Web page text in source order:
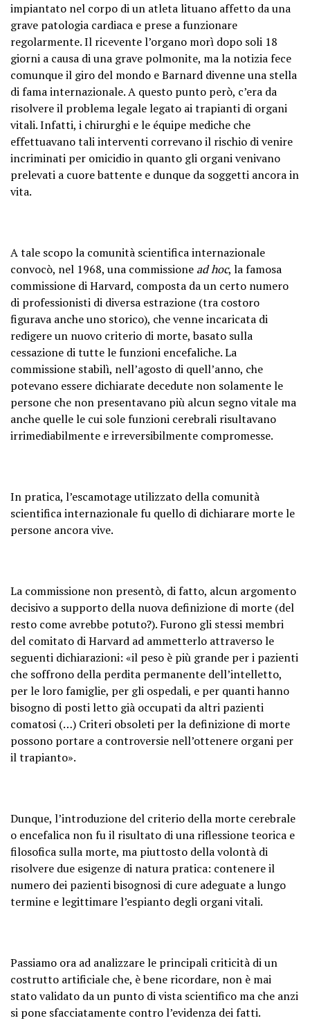
impiantato nel corpo di un atleta lituano affetto da una
grave patologia cardiaca e prese a funzionare
regolarmente.Il ricevente l’organo morì dopo soli 18
giorni a causa di una grave polmonite, ma la notizia fece
comunque il giro del mondo e Barnard divenne una stella
di fama internazionale. A questo punto però, c’era da
risolvere il problema legale legato ai trapianti di organi
vitali. Infatti, i chirurghi e le équipe mediche che
effettuavano tali interventi correvano il rischio di venire
incriminati per omicidio in quanto gli organi venivano
prelevati a cuore battente e dunque da soggetti ancora in
vita.
A tale scopo la comunità scientifica internazionale
convocò, nel 1968, una commissione ad hoc, la famosa
commissione di Harvard, composta da un certo numero
di professionisti di diversa estrazione (tra costoro
figurava anche uno storico), che venne incaricata di
redigere un nuovo criterio di morte, basato sulla
cessazione di tutte le funzioni encefaliche. La
commissione stabilì, nell’agosto di quell’anno, che
potevano essere dichiarate decedute non solamente le
persone che non presentavano più alcun segno vitale ma
anche quelle le cui sole funzioni cerebrali risultavano
irrimediabilmente e irreversibilmente compromesse.
In pratica, l’escamotage utilizzato della comunità
scientifica internazionale fu quello di dichiarare morte le
persone ancora vive.
La commissione non presentò, di fatto, alcun argomento
decisivo a supporto della nuova definizione di morte (del
resto come avrebbe potuto?). Furono gli stessi membri
del comitato di Harvard ad ammetterlo attraverso le
seguenti dichiarazioni: «il peso è più grande per i pazienti
che soffrono della perdita permanente dell’intelletto,
per le loro famiglie, per gli ospedali, e per quanti hanno
bisogno di posti letto già occupati da altri pazienti
comatosi (…) Criteri obsoleti per la definizione di morte
possono portare a controversie nell’ottenere organi per
il trapianto».
Dunque, l’introduzione del criterio della morte cerebrale
o encefalica non fu il risultato di una riflessione teorica e
filosofica sulla morte, ma piuttosto della volontà di
risolvere due esigenze di natura pratica: contenere il
numero dei pazienti bisognosi di cure adeguate a lungo
termine e legittimare l’espianto degli organi vitali.
Passiamo ora ad analizzare le principali criticità di un
costrutto artificiale che, è bene ricordare, non è mai
stato validato da un punto di vista scientifico ma che anzi
si pone sfacciatamente contro l’evidenza dei fatti.